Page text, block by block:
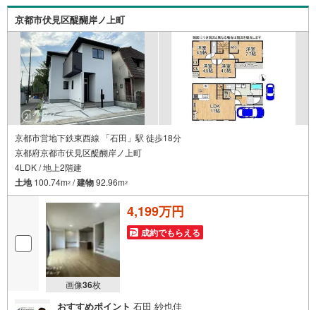
いるため、より多くの知見がございます。お気軽にお問合
せください
京都市伏見区醍醐岸ノ上町
京都市営地下鉄東西線 「石田」駅 徒歩18分
京都府京都市伏見区醍醐岸ノ上町
4LDK / 地上2階建
土地100.74m2 /建物92.96m2
画像36枚
4,199万円
成約でもらえる
おすすめポイント 石田 紗也佳